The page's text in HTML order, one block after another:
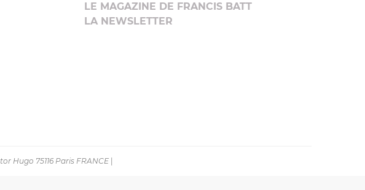
LE MAGAZINE DE FRANCIS BATT
LA NEWSLETTER
Hugo 75116 Paris FRANCE